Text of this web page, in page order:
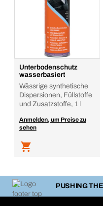
Unterbodenschutz
wasserbasiert
Wässrige synthetische
Dispersionen, Füllstoffe
und Zusatzstoffe, 1 l
Anmelden, um Preise zu
sehen
PUSHING